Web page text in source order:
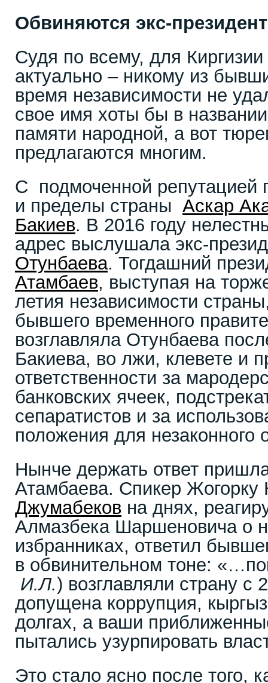
Обвиняются экс-
Судя по всему, для
актуально – никому из
время независимости не
свое имя хоты бы в
памяти народной, а вот
предлагаются многим.
С подмоченной репутацией
и пределы страны Аскар
Бакиев. В 2016 году
адрес выслушала экс-
Отунбаева. Тогдашний
Атамбаев, выступая на
летия независимости
бывшего временного
возглавляла Отунбаева
Бакиева, во лжи, клевете и
ответственности за
банковских ячеек,
сепаратистов и за
положения для незаконного
Нынче держать ответ
Атамбаева. Спикер
Джумабеков на днях,
Алмазбека Шаршеновича о
избранниках, ответил
в обвинительном тоне:
И.Л.) возглавляли страну с
допущена коррупция,
долгах, а ваши
пытались узурпировать
Это стало ясно после того,